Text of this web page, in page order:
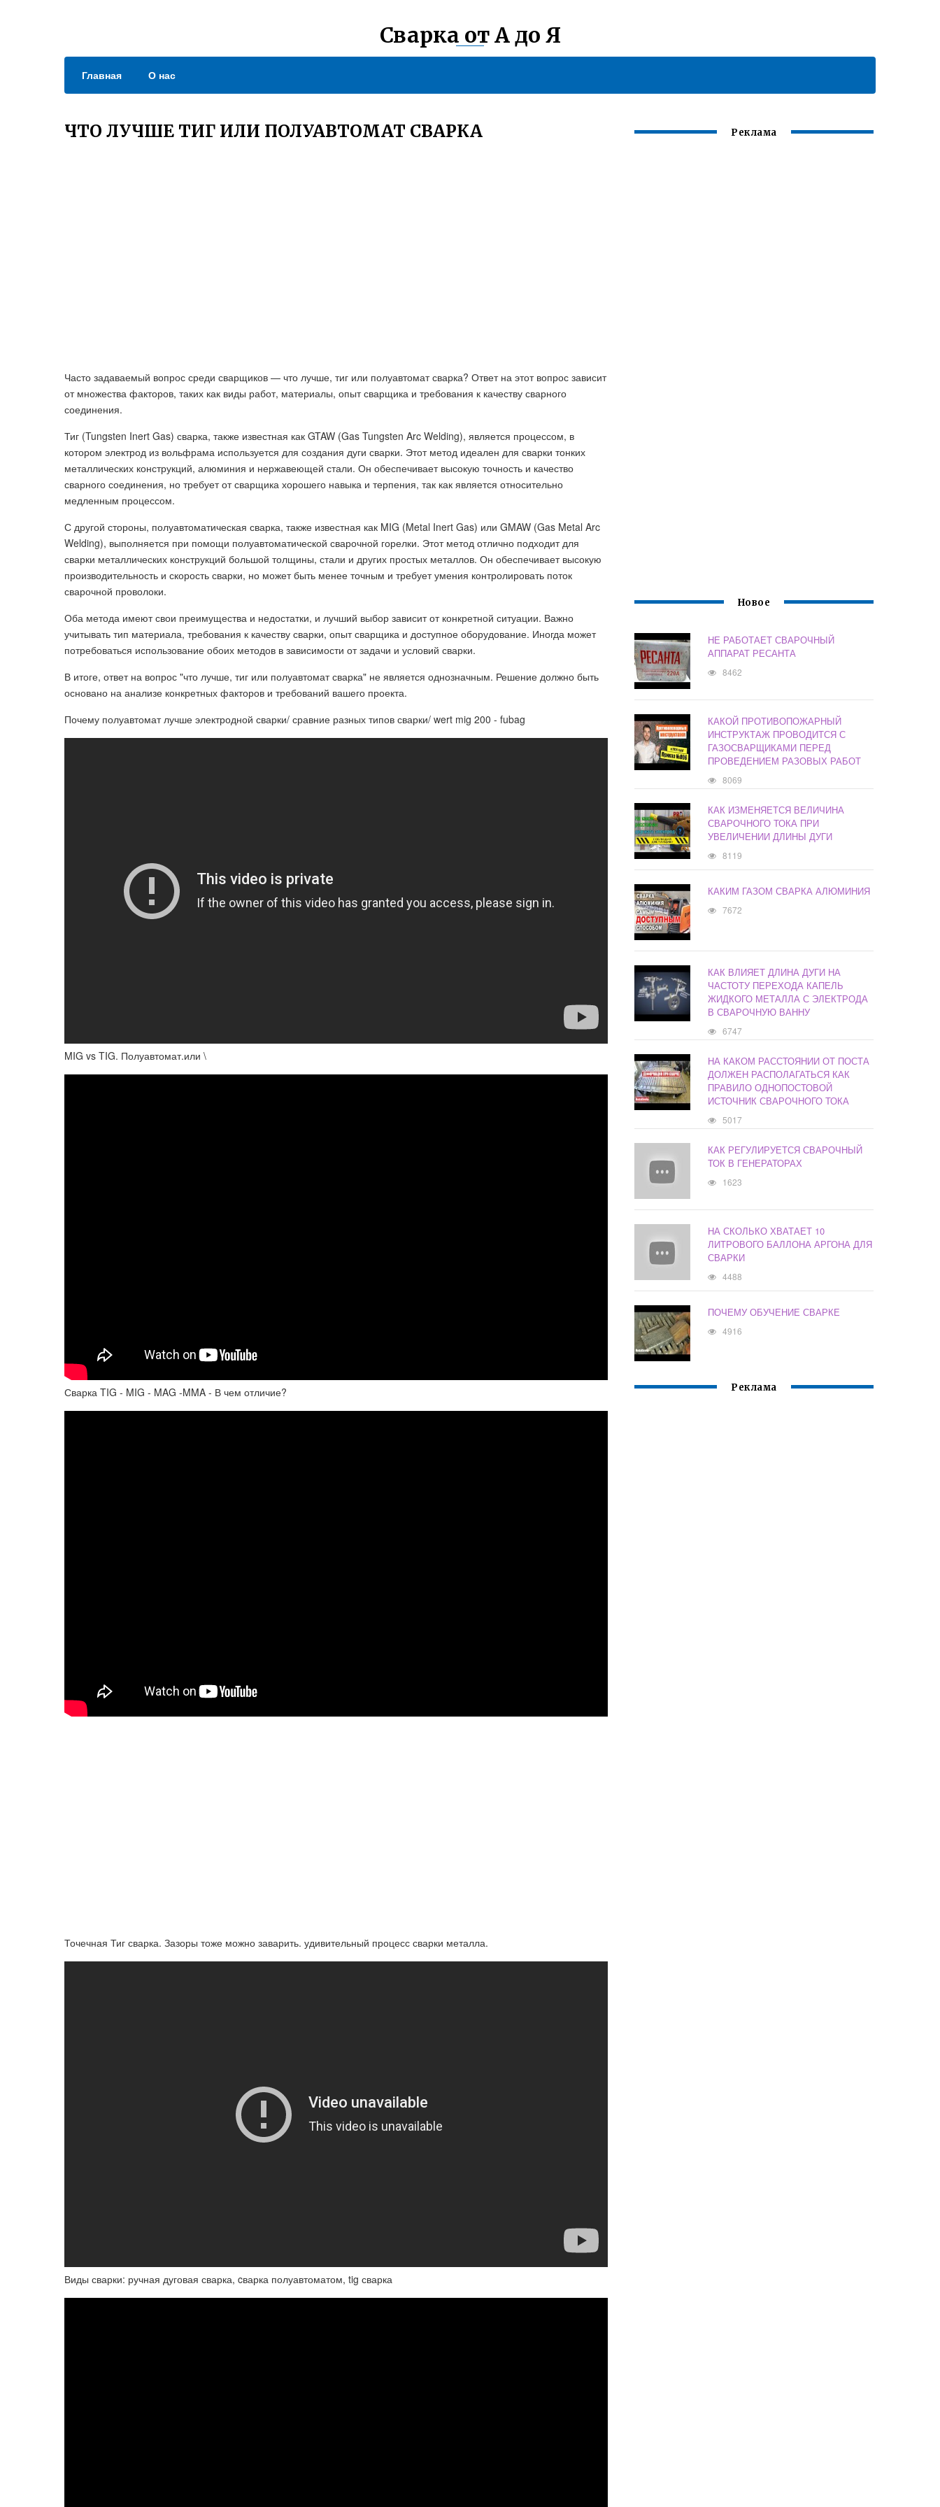
Сварка от А до Я
Главная О нас
ЧТО ЛУЧШЕ ТИГ ИЛИ ПОЛУАВТОМАТ СВАРКА
Часто задаваемый вопрос среди сварщиков — что лучше, тиг или полуавтомат сварка? Ответ на этот вопрос зависит
от множества факторов, таких как виды работ, материалы, опыт сварщика и требования к качеству сварного
соединения.
Тиг (Tungsten Inert Gas) сварка, также известная как GTAW (Gas Tungsten Arc Welding), является процессом, в
котором электрод из вольфрама используется для создания дуги сварки. Этот метод идеален для сварки тонких
металлических конструкций, алюминия и нержавеющей стали. Он обеспечивает высокую точность и качество
сварного соединения, но требует от сварщика хорошего навыка и терпения, так как является относительно
медленным процессом.
С другой стороны, полуавтоматическая сварка, также известная как MIG (Metal Inert Gas) или GMAW (Gas Metal Arc
Welding), выполняется при помощи полуавтоматической сварочной горелки. Этот метод отлично подходит для
сварки металлических конструкций большой толщины, стали и других простых металлов. Он обеспечивает высокую
производительность и скорость сварки, но может быть менее точным и требует умения контролировать поток
сварочной проволоки.
Оба метода имеют свои преимущества и недостатки, и лучший выбор зависит от конкретной ситуации. Важно
учитывать тип материала, требования к качеству сварки, опыт сварщика и доступное оборудование. Иногда может
потребоваться использование обоих методов в зависимости от задачи и условий сварки.
В итоге, ответ на вопрос "что лучше, тиг или полуавтомат сварка" не является однозначным. Решение должно быть
основано на анализе конкретных факторов и требований вашего проекта.
Почему полуавтомат лучше электродной сварки/ сравние разных типов сварки/ wert mig 200 - fubag
MIG vs TIG. Полуавтомат.или \
Сварка TIG - MIG - MAG -MMA - В чем отличие?
Точечная Тиг сварка. Зазоры тоже можно заварить. удивительный процесс сварки металла.
Виды сварки: ручная дуговая сварка, cварка полуавтоматом, tig сварка
Реклама
Новое
НЕ РАБОТАЕТ СВАРОЧНЫЙ
АППАРАТ РЕСАНТА
8462
КАКОЙ ПРОТИВОПОЖАРНЫЙ
ИНСТРУКТАЖ ПРОВОДИТСЯ С
ГАЗОСВАРЩИКАМИ ПЕРЕД
ПРОВЕДЕНИЕМ РАЗОВЫХ РАБОТ
8069
КАК ИЗМЕНЯЕТСЯ ВЕЛИЧИНА
СВАРОЧНОГО ТОКА ПРИ
УВЕЛИЧЕНИИ ДЛИНЫ ДУГИ
8119
КАКИМ ГАЗОМ СВАРКА АЛЮМИНИЯ
7672
КАК ВЛИЯЕТ ДЛИНА ДУГИ НА
ЧАСТОТУ ПЕРЕХОДА КАПЕЛЬ
ЖИДКОГО МЕТАЛЛА С ЭЛЕКТРОДА
В СВАРОЧНУЮ ВАННУ
6747
НА КАКОМ РАССТОЯНИИ ОТ ПОСТА
ДОЛЖЕН РАСПОЛАГАТЬСЯ КАК
ПРАВИЛО ОДНОПОСТОВОЙ
ИСТОЧНИК СВАРОЧНОГО ТОКА
5017
КАК РЕГУЛИРУЕТСЯ СВАРОЧНЫЙ
ТОК В ГЕНЕРАТОРАХ
1623
НА СКОЛЬКО ХВАТАЕТ 10
ЛИТРОВОГО БАЛЛОНА АРГОНА ДЛЯ
СВАРКИ
4488
ПОЧЕМУ ОБУЧЕНИЕ СВАРКЕ
4916
Реклама